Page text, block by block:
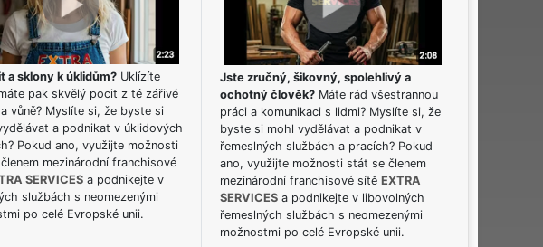
a sklony k úklidům?Uklízíte
pak skvělý pocit z té zářivé
vůně? Myslíte si, že byste si
a podnikat v úklidových
Pokud ano, využijte možnosti
mezinárodní franchisové
SERVICESa podnikejte v
službách s neomezenými
po celé Evropské unii.
Jste zručný, šikovný, spolehlivý a
ochotný člověk? Máte rád všestrannou
práci a komunikaci s lidmi? Myslíte si, že
byste si mohl vydělávat a podnikat v
řemeslných službách a pracích? Pokud
ano, využijte možnosti stát se členem
mezinárodní franchisové sítě EXTRA
SERVICES a podnikejte v libovolných
řemeslných službách s neomezenými
možnostmi po celé Evropské unii.